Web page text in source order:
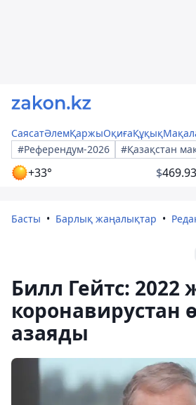
СаясатӘлемҚаржыОқиғаҚұқық
#Референдум-2026
#Қазақстан
+33° $469.93
Басты Барлық жаңалықтар
Билл Гейтс:
коронавирустан
азаяды